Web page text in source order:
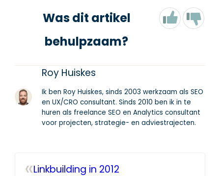
Was dit artikel
behulpzaam?
Roy Huiskes
Ik ben Roy Huiskes, sinds 2003 werkzaam als SEO
en UX/CRO consultant. Sinds 2010 ben ik in te
huren als freelance SEO en Analytics consultant
voor projecten, strategie- en adviestrajecten.
«Linkbuilding in 2012